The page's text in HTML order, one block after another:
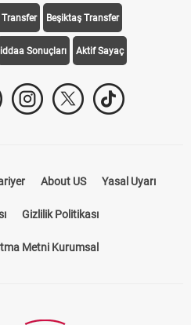
Transfer Beşiktaş Transfer
iddaa Sonuçları Aktif Sayaç
About US Yasal Uyarı
Gizlilik Politikası
Metni Kurumsal